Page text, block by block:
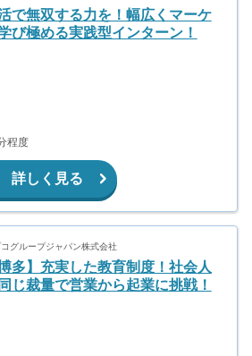
で無双する力を！幅広くマーケ
び極める実践型インターン！
程度
詳しく見る
コグループジャパン株式会社
博多】充実した教育制度！社会人
じ裁量で営業から起業に挑戦！